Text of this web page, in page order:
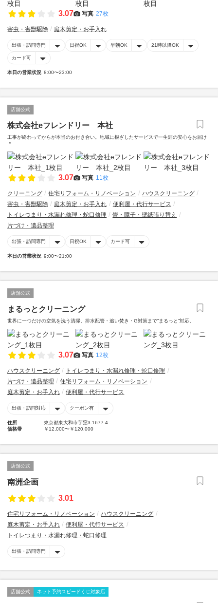
3.07 写真 27枚
害虫・害獣駆除 庭木剪定・お手入れ
出張・訪問専門 日祝OK 早朝OK 21時以降OK
カード可
本日の営業状況 8:00〜23:00
店舗公式
株式会社eフレンドリー 本社
工事が終わってからが本当のお付き合い。地域に根ざしたサービスで一生涯の安心をお届け
＊
3.07 写真 11枚
クリーニング 住宅リフォーム・リノベーション
ハウスクリーニング
害虫・害獣駆除
庭木剪定・お手入れ
便利屋・代行サービス
トイレつまり・水漏れ修理・蛇口修理
畳・障子・壁紙張り替え
片づけ・遺品整理
出張・訪問専門 日祝OK カード可
本日の営業状況 9:00〜21:00
店舗公式
まるっとクリーニング
世界に一つだけの空気を洗う清掃。排水配管・追い焚き・G対策まで“まるっと”対応。
3.07 写真 12枚
ハウスクリーニング
トイレつまり・水漏れ修理・蛇口修理
片づけ・遺品整理
住宅リフォーム・リノベーション
庭木剪定・お手入れ
便利屋・代行サービス
出張・訪問対応 クーポン有
住所
東京都東大和市芋窪3-1677-4
価格帯
￥12,000〜￥120,000
店舗公式
南洲企画
3.01
住宅リフォーム・リノベーション
ハウスクリーニング
庭木剪定・お手入れ
便利屋・代行サービス
トイレつまり・水漏れ修理・蛇口修理
出張・訪問専門
店舗公式 ネット予約スピードくじ対象店